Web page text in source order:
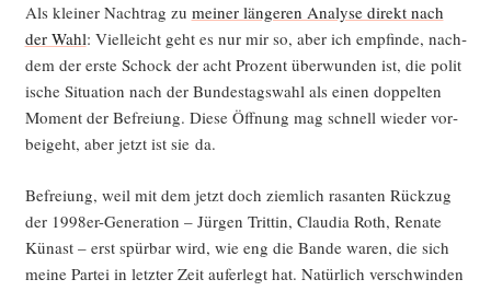
Als klei­ner Nach­trag zu mei­ner län­ge­ren Ana­ly­se direkt nach
der Wahl: Viel­leicht geht es nur mir so, aber ich emp­fin­de, nach­
dem der ers­te Schock der acht Pro­zent über­wun­den ist, die poli­t
i­sche Situa­ti­on nach der Bun­des­tags­wahl als einen dop­pel­ten
Moment der Befrei­ung. Die­se Öff­nung mag schnell wie­der vor­
bei­geht, aber jetzt ist sie da.
Befrei­ung, weil mit dem jetzt doch ziem­lich rasan­ten Rück­zug
der 1998er-Gene­ra­ti­on – Jür­gen Trit­tin, Clau­dia Roth, Rena­te
Kün­ast – erst spür­bar wird, wie eng die Ban­de waren, die sich
mei­ne Par­tei in letz­ter Zeit auf­er­legt hat. Natür­lich ver­schwin­den